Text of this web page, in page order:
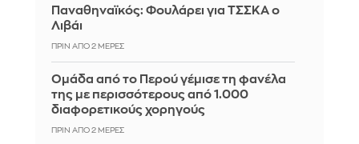
Παναθηναϊκός: Φουλάρει για ΤΣΣΚΑ ο
Λιβάι
ΠΡΙΝ ΑΠΌ 2 ΜΈΡΕΣ
Ομάδα από το Περού γέμισε τη φανέλα
της με περισσότερους από 1.000
διαφορετικούς χορηγούς
ΠΡΙΝ ΑΠΌ 2 ΜΈΡΕΣ